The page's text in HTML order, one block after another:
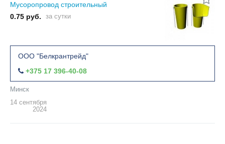
Мусоропровод строительный
0.75 руб.
за сутки
ООО "Белкрантрейд"
+375 17 396-40-08
Минск
14 сентября
2024